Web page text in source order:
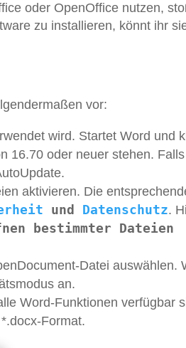
oder OpenOffice nutzen,
zu installieren, könnt ihr
vor:
wird. Startet Word und
16.70 oder neuer stehen.
aktivieren. Die
und Datenschutz.
bestimmter Dateien
Datei auswählen.
an.
Word-Funktionen verfügbar
Format.